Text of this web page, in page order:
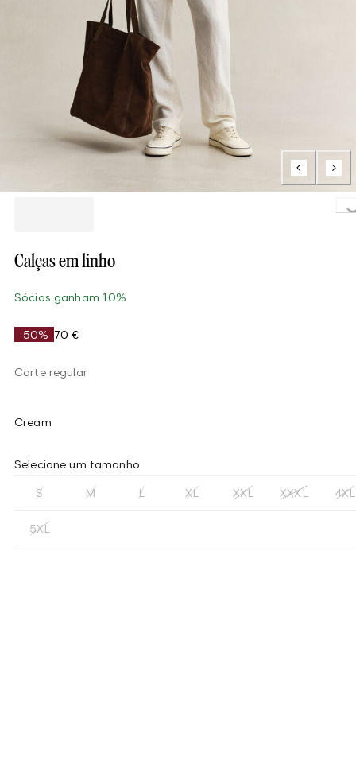
Calças em linho
Sócios ganham 10%
-50% 70 €
Corte regular
Cream
Selecione um tamanho
S M L XL XXL XXXL 4XL
5XL